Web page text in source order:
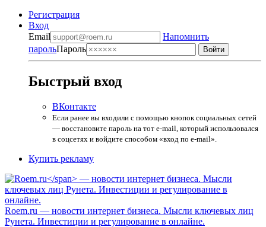
Регистрация
Вход
Email
Напомнить
парольПароль
Быстрый вход
ВКонтакте
Если ранее вы входили с помощью кнопок социальных сетей
— восстановите пароль на тот e-mail, который использовался
в соцсетях и войдите способом «вход по e-mail».
Купить рекламу
Roem.ru — новости интернет бизнеса. Мысли ключевых лиц
Рунета. Инвестиции и регулирование в онлайне.